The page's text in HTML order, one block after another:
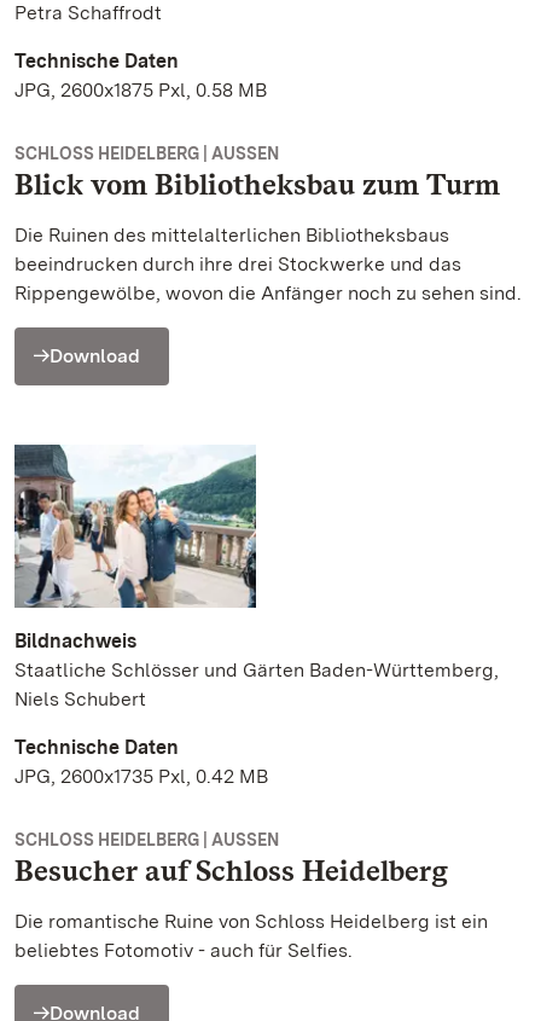
Petra Schaffrodt
Technische Daten
JPG, 2600x1875 Pxl, 0.58 MB
SCHLOSS HEIDELBERG | AUSSEN
Blick vom Bibliotheksbau zum Turm
Die Ruinen des mittelalterlichen Bibliotheksbaus
beeindrucken durch ihre drei Stockwerke und das
Rippengewölbe, wovon die Anfänger noch zu sehen sind.
Download
Bildnachweis
Staatliche Schlösser und Gärten Baden-Württemberg,
Niels Schubert
Technische Daten
JPG, 2600x1735 Pxl, 0.42 MB
SCHLOSS HEIDELBERG | AUSSEN
Besucher auf Schloss Heidelberg
Die romantische Ruine von Schloss Heidelberg ist ein
beliebtes Fotomotiv - auch für Selfies.
Download